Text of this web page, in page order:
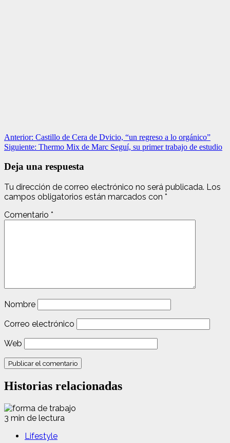
Navegación
de
entradas
Anterior: Castillo de Cera de Dvicio, “un regreso a lo orgánico”
Siguiente: Thermo Mix de Marc Seguí, su primer trabajo de estudio
Deja una respuesta
Tu dirección de correo electrónico no será publicada. Los
campos obligatorios están marcados con *
Comentario *
Nombre
Correo electrónico
Web
Historias relacionadas
3 min de lectura
Lifestyle